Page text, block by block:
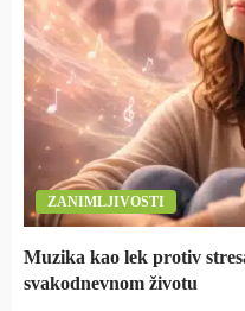
ZANIMLJIVOSTI
Muzika kao lek protiv
svakodnevnom životu